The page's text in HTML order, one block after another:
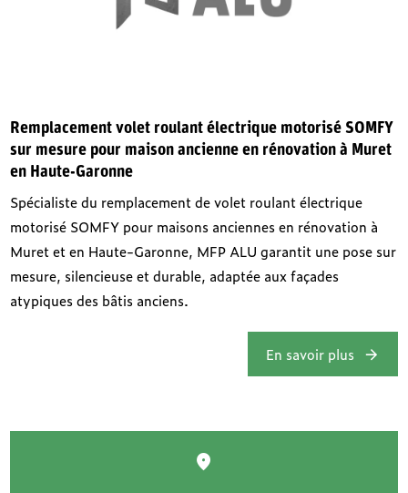
Remplacement volet roulant électrique motorisé SOMFY
sur mesure pour maison ancienne en rénovation à Muret
en Haute-Garonne
Spécialiste du remplacement de volet roulant électrique
motorisé SOMFY pour maisons anciennes en rénovation à
Muret et en Haute-Garonne, MFP ALU garantit une pose sur
mesure, silencieuse et durable, adaptée aux façades
atypiques des bâtis anciens.
En savoir plus